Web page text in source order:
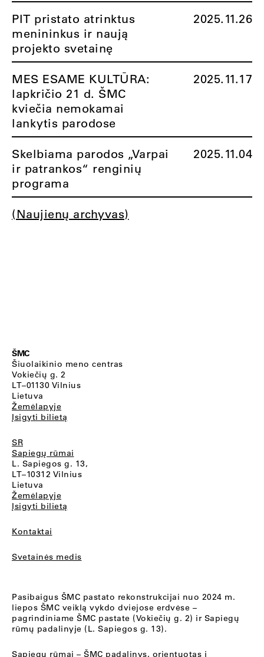
PIT pristato atrinktus
menininkus ir naują
projekto svetainę
2025.11.26
MES ESAME KULTŪRA:
lapkričio 21 d. ŠMC
kviečia nemokamai
lankytis parodose
2025.11.17
Skelbiama parodos „Varpai
ir patrankos“ renginių
programa
2025.11.04
(Naujienų archyvas)
ŠMC
Šiuolaikinio meno centras
Vokiečių g. 2
LT–01130 Vilnius
Lietuva
Žemėlapyje
Įsigyti bilietą
SR
Sapiegų rūmai
L. Sapiegos g. 13,
LT–10312 Vilnius
Lietuva
Žemėlapyje
Įsigyti bilietą
Kontaktai
Svetainės medis
Pasibaigus ŠMC pastato rekonstrukcijai nuo 2024 m.
liepos ŠMC veiklą vykdo dviejose erdvėse –
pagrindiniame ŠMC pastate (Vokiečių g. 2) ir Sapiegų
rūmų padalinyje (L. Sapiegos g. 13).
Sapiegų rūmai – ŠMC padalinys, orientuotas į